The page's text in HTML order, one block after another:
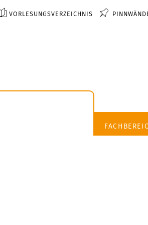
VORLESUNGSVERZEICHNIS